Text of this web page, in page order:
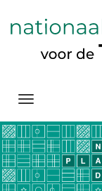
Navigation
Direct
naar
het
inhoud